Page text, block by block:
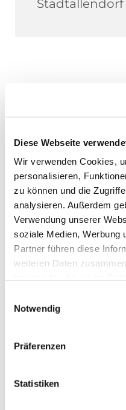
Diese Webseite
Wir verwenden Cookies,
personalisieren,
zu können und die
analysieren. Außerdem
Verwendung unserer
soziale Medien, Werbung
Partner führen diese
weiteren Daten
Notwendig
Präferenzen
Statistiken
Stadtallendorf
Dies